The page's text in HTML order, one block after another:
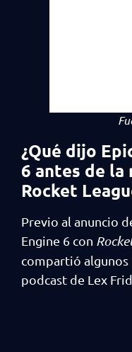
¿Qué dijo
6 antes de la
Rocket
Previo al anuncio
Engine 6 con
compartió algunos
podcast de Lex